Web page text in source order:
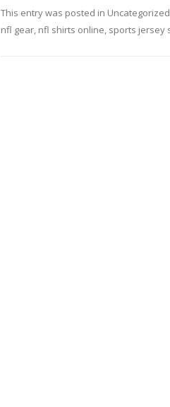
This entry was posted in Uncategorized
nfl gear, nfl shirts online, sports jersey